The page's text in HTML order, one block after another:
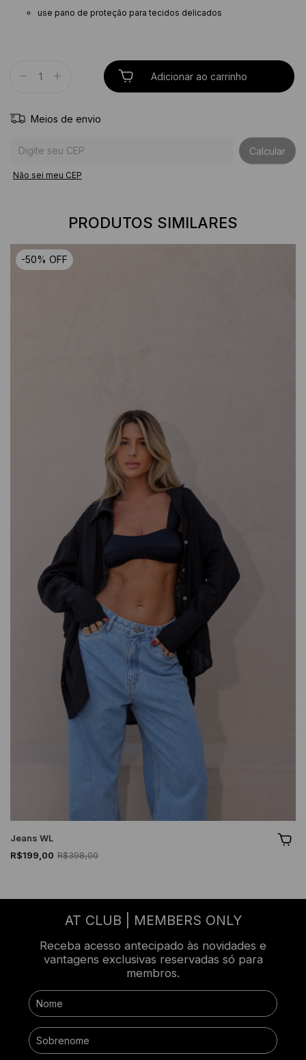
use pano de proteção para tecidos delicados
Meios de envio
Calcular
Não sei meu CEP
PRODUTOS SIMILARES
-50% OFF
Jeans WL
R$199,00 R$398,00
AT CLUB | MEMBERS ONLY
Receba acesso antecipado às novidades e
vantagens exclusivas reservadas só para
membros.